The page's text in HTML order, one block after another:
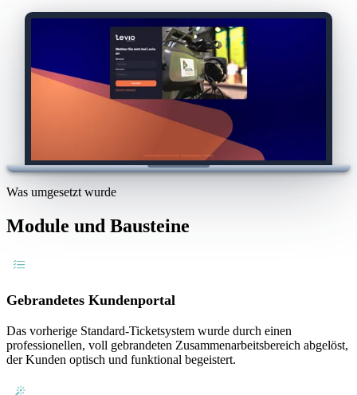
Was umgesetzt wurde
Module und Bausteine
Gebrandetes Kundenportal
Das vorherige Standard-Ticketsystem wurde durch einen
professionellen, voll gebrandeten Zusammenarbeitsbereich abgelöst,
der Kunden optisch und funktional begeistert.